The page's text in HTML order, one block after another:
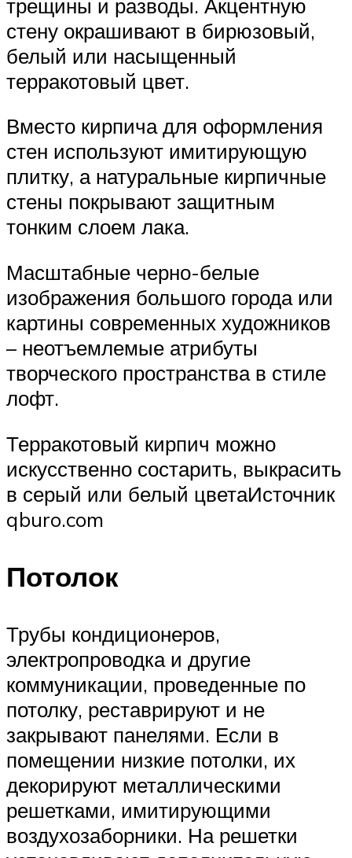
трещины и разводы. Акцентную
стену окрашивают в бирюзовый,
белый или насыщенный
терракотовый цвет.
Вместо кирпича для оформления
стен используют имитирующую
плитку, а натуральные кирпичные
стены покрывают защитным
тонким слоем лака.
Масштабные черно-белые
изображения большого города или
картины современных художников
– неотъемлемые атрибуты
творческого пространства в стиле
лофт.
Терракотовый кирпич можно
искусственно состарить, выкрасить
в серый или белый цветаИсточник
qburo.com
Потолок
Трубы кондиционеров,
электропроводка и другие
коммуникации, проведенные по
потолку, реставрируют и не
закрывают панелями. Если в
помещении низкие потолки, их
декорируют металлическими
решетками, имитирующими
воздухозаборники. На решетки